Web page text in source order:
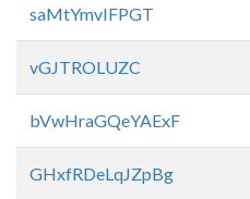
saMtYmvIFPGT
vGJTROLUZC
bVwHraGQeYAExF
GHxfRDeLqJZpBg